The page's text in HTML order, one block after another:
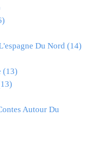
Du Nord (14)
(13)
Autour Du